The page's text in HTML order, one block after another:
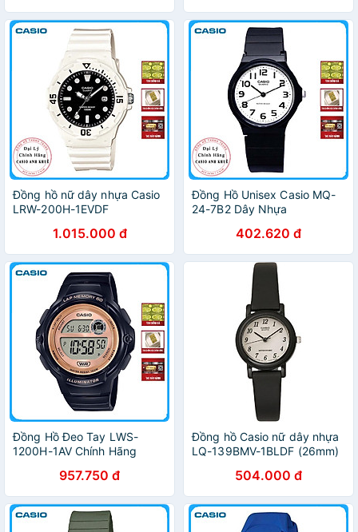
Đồng hồ nữ dây nhựa Casio
LRW-200H-1EVDF
1.015.000 đ
Đồng Hồ Unisex Casio MQ-
24-7B2 Dây Nhựa
402.620 đ
Đồng Hồ Đeo Tay LWS-
1200H-1AV Chính Hãng
957.750 đ
Đồng hồ Casio nữ dây nhựa
LQ-139BMV-1BLDF (26mm)
504.000 đ